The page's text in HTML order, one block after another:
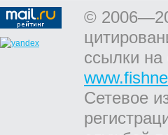
©
ссылки на
Сетевое